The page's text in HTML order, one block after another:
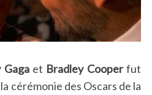
Gagaet Bradley Cooperfut
cérémonie des Oscars de la